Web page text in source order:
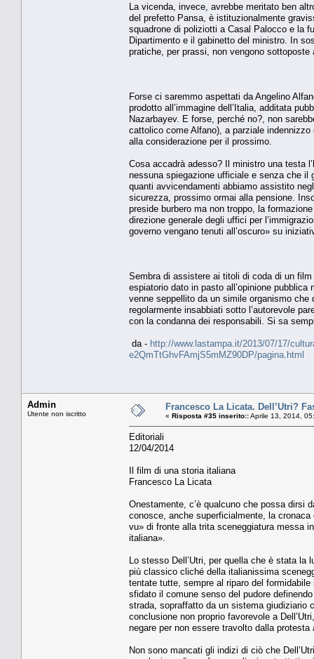
La vicenda, invece, avrebbe meritato ben
del prefetto Pansa, è istituzionalmente
squadrone di poliziotti a Casal Palocco e la
Dipartimento e il gabinetto del ministro. In
pratiche, per prassi, non vengono sottoposte
Forse ci saremmo aspettati da Angelino
prodotto all’immagine dell’Italia, additata
Nazarbayev. E forse, perché no?, non
cattolico come Alfano), a parziale
alla considerazione per il prossimo.
Cosa accadrà adesso? Il ministro una testa
nessuna spiegazione ufficiale e senza che il
quanti avvicendamenti abbiamo assistito
sicurezza, prossimo ormai alla pensione.
preside burbero ma non troppo, la
direzione generale degli uffici per
governo vengano tenuti all’oscuro» su
Sembra di assistere ai titoli di coda di un
espiatorio dato in pasto all’opinione
venne seppellito da un simile organismo
regolarmente insabbiati sotto l’autorevole
con la condanna dei responsabili. Si sa
da - http://www.lastampa.it/2013/07/17/
e2QmTtGhvFAmjS5mMZ90DP/pagina.html
Admin
Utente non iscritto
Francesco La Licata. Dell’Utri?
« Risposta #35 inserito::Aprile 13, 2014,
Editoriali
12/04/2014
Il film di una storia italiana
Francesco La Licata
Onestamente, c’è qualcuno che possa dirsi
conosce, anche superficialmente, la
vu» di fronte alla trita sceneggiatura messa
italiana».
Lo stesso Dell’Utri, per quella che è stata la
più classico cliché della italianissima
tentate tutte, sempre al riparo del
sfidato il comune senso del pudore
strada, sopraffatto da un sistema giudiziario
conclusione non proprio favorevole a
negare per non essere travolto dalla protesta
Non sono mancati gli indizi di ciò che